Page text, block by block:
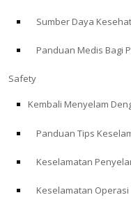
Store
Alert Diver
PROGRAM
Sumber Daya
Panduan Medis Bagi
Safety
Kembali Menyelam
Panduan Tips
Keselamatan
Keselamatan